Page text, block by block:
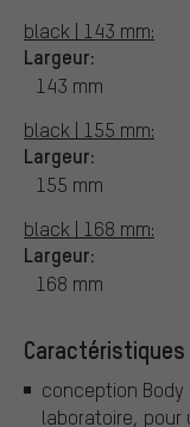
black | 143 mm:
Largeur:
143 mm
black | 155 mm:
Largeur:
155 mm
black | 168 mm:
Largeur:
168 mm
conception
laboratoire, pour